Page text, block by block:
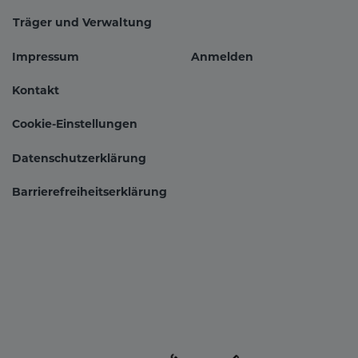
Träger und Verwaltung
Fußbereichsmenü
Impressum
Kontakt
Cookie-Einstellungen
Datenschutzerklärung
Barrierefreiheitserklärung
Anmelden